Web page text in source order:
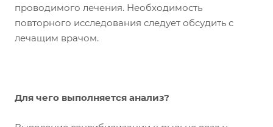
проводимого лечения. Необходимость
повторного исследования следует обсудить с
лечащим врачом.
Для чего выполняется анализ?